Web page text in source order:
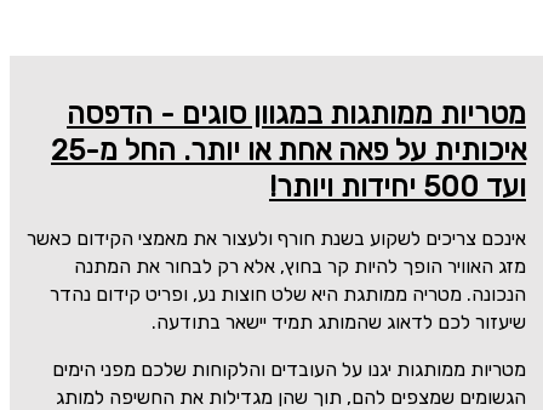
מטריות ממותגות במגוון סוגים - הדפסה
איכותית על פאה אחת או יותר. החל מ-25
ועד 500 יחידות ויותר!
אינכם צריכים לשקוע בשנת חורף ולעצור את מאמצי הקידום כאשר
מזג האוויר הופך להיות קר בחוץ, אלא רק לבחור את המתנה
הנכונה. מטריה ממותגת היא שלט חוצות נע, ופריט קידום נהדר
שיעזור לכם לדאוג שהמותג תמיד יישאר בתודעה.
מטריות ממותגות יגנו על העובדים והלקוחות שלכם מפני הימים
הגשומים שמצפים להם, תוך שהן מגדילות את החשיפה למותג